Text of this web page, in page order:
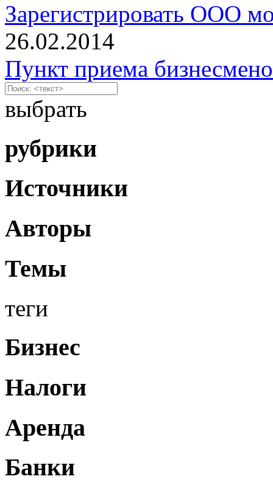
Зарегистрировать ООО
26.02.2014
Пункт приема
выбрать
рубрики
Источники
Авторы
Темы
теги
Бизнес
Налоги
Аренда
Банки